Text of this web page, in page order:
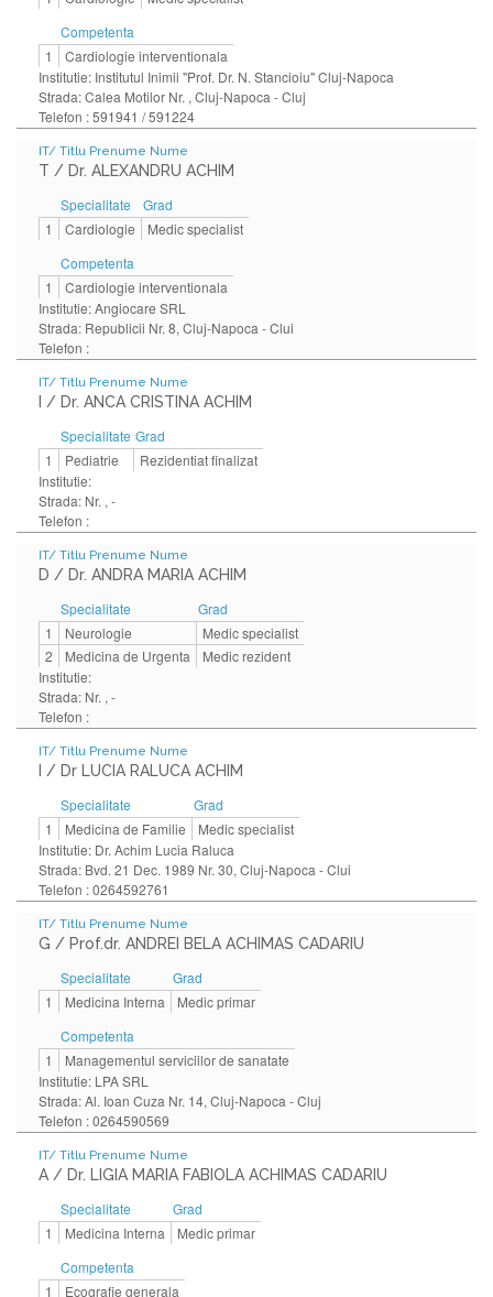
Competenta
1
Cardiologie interventionala
Institutie: Institutul Inimii "Prof. Dr. N. Stancioiu" Cluj-Napoca
Strada: Calea Motilor Nr. , Cluj-Napoca - Cluj
Telefon : 591941 / 591224
IT/ Titlu Prenume Nume
T / Dr. ALEXANDRU ACHIM
Specialitate
Grad
1
Cardiologie
Medic specialist
Competenta
1
Cardiologie interventionala
Institutie: Angiocare SRL
Strada: Republicii Nr. 8, Cluj-Napoca - Clui
Telefon :
IT/ Titlu Prenume Nume
I / Dr. ANCA CRISTINA ACHIM
Specialitate Grad
1
Pediatrie
Rezidentiat finalizat
Institutie:
Strada: Nr. , -
Telefon :
IT/ Titlu Prenume Nume
D / Dr. ANDRA MARIA ACHIM
Specialitate
Grad
1
Neurologie
Medic specialist
2
Medicina de Urgenta
Medic rezident
Institutie:
Strada: Nr. , -
Telefon :
IT/ Titlu Prenume Nume
I / Dr LUCIA RALUCA ACHIM
Specialitate
Grad
1
Medicina de Familie
Medic specialist
Institutie: Dr. Achim Lucia Raluca
Strada: Bvd. 21 Dec. 1989 Nr. 30, Cluj-Napoca - Clui
Telefon : 0264592761
IT/ Titlu Prenume Nume
G / Prof.dr. ANDREI BELA ACHIMAS CADARIU
Specialitate
Grad
1
Medicina Interna
Medic primar
Competenta
1
Managementul serviciilor de sanatate
Institutie: LPA SRL
Strada: Al. Ioan Cuza Nr. 14, Cluj-Napoca - Cluj
Telefon : 0264590569
IT/ Titlu Prenume Nume
A / Dr. LIGIA MARIA FABIOLA ACHIMAS CADARIU
Specialitate
Grad
1
Medicina Interna
Medic primar
Competenta
1
Ecografie generala